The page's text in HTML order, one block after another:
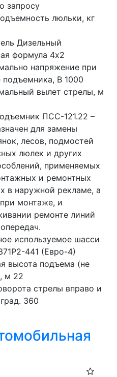
запросу
люльки, кг
Дизельный
формула 4х2
напряжение при
подъемника, В 1000
вылет стрелы, м
для замены
лесов, подмостей
люлек и других
применяемых
и ремонтных
в наружной рекламе, а
монтаже, и
ремонте линий
используемое шасси
441 (Евро-4)
высота подъема (не
м 22
стрелы вправо и
360